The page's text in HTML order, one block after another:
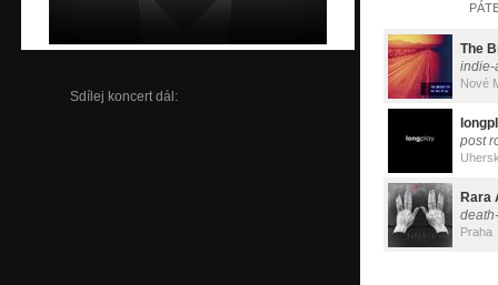
Sdílej koncert dál:
The
indie-
Nové
post
Rara
Praha